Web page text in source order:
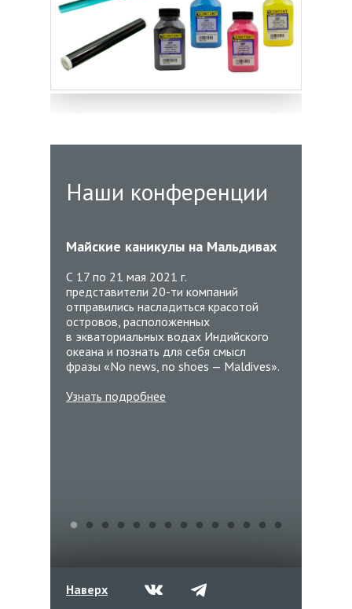
Наши конференции
Майские каникулы на Мальдивах
С 17 по 21 мая 2021 г.
представители 20-ти компаний
отправились насладиться красотой
островов, расположенных
в экваториальных водах Индийского
океана и познать для себя смысл
фразы «No news, no shoes — Maldives».
Узнать подробнее
Наверх